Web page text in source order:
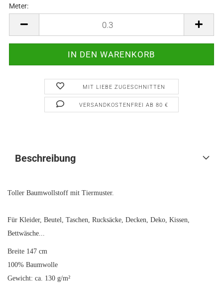
Meter:
MIT LIEBE ZUGESCHNITTEN
VERSANDKOSTENFREI AB 80 €
Beschreibung
Toller Baumwollstoff mit Tiermuster.
Für Kleider, Beutel, Taschen, Rucksäcke, Decken, Deko, Kissen,
Bettwäsche...
Breite 147 cm
100% Baumwolle
Gewicht: ca. 130 g/m²